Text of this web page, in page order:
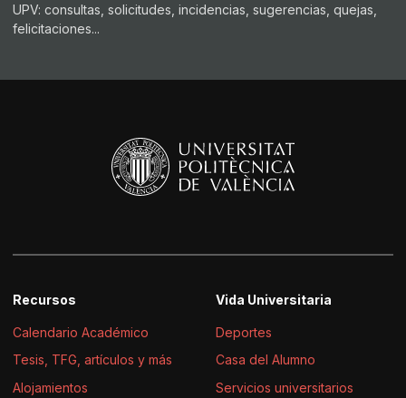
UPV: consultas, solicitudes, incidencias, sugerencias, quejas,
felicitaciones...
Recursos
Calendario Académico
Tesis, TFG, artículos y más
Alojamientos
Vida Universitaria
Deportes
Casa del Alumno
Servicios universitarios